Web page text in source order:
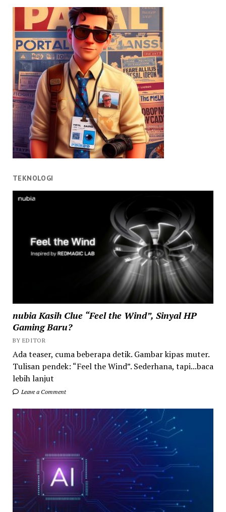
TEKNOLOGI
nubia Kasih Clue “Feel the Wind”, Sinyal HP
Gaming Baru?
BY EDITOR
Ada teaser, cuma beberapa detik. Gambar kipas muter.
Tulisan pendek: “Feel the Wind”. Sederhana, tapi...baca
lebih lanjut
Leave a Comment